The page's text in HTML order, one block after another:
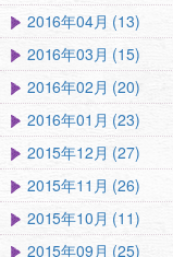
2016年04月 (13)
2016年03月 (15)
2016年02月 (20)
2016年01月 (23)
2015年12月 (27)
2015年11月 (26)
2015年10月 (11)
2015年09月 (25)